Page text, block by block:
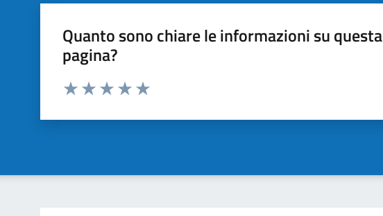
Quanto sono chiare le informazioni su questa
pagina?
Valuta da 1 a 5 stelle la pagina